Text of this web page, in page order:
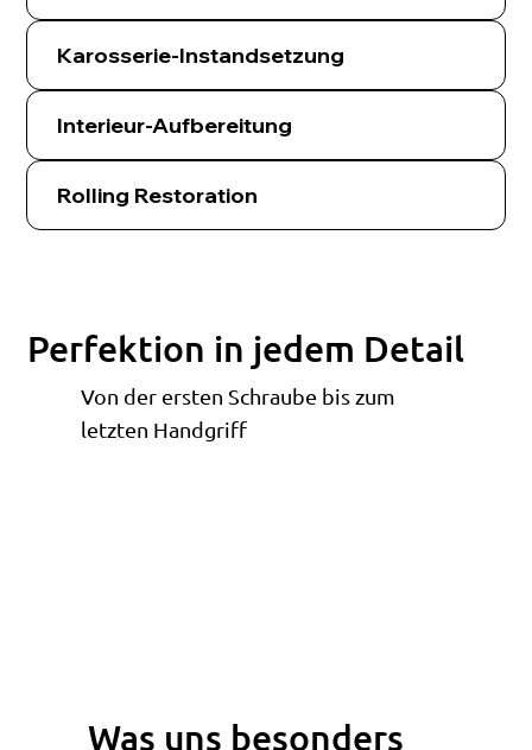
Was uns besonders
Karosserie-Instandsetzung
Interieur-Aufbereitung
Rolling Restoration
Perfektion in jedem Detail
Von der ersten Schraube bis zum
letzten Handgriff